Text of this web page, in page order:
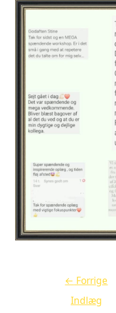
← Forrige
Indlæg